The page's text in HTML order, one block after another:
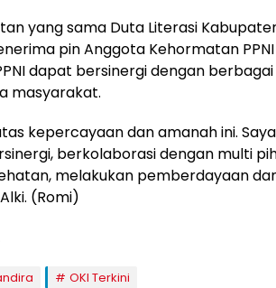
yang sama Duta Literasi
pin Anggota Kehormatan
dapat bersinergi dengan
masyarakat.
kepercayaan dan amanah ini.
berkolaborasi dengan multi
melakukan pemberdayaan
(Romi)
OKI Terkini